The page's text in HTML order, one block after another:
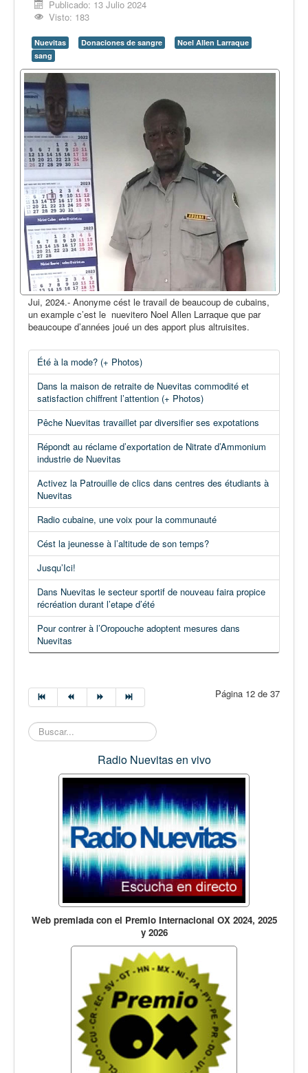
Publicado: 13 Julio 2024
Visto: 183
Nuevitas Donaciones de sangre
Noel Allen Larraque
sang
Jui, 2024.- Anonyme cést le travail de beaucoup de cubains,
un example c’est le nuevitero Noel Allen Larraque que par
beaucoupe d’années joué un des apport plus altruisites.
Été à la mode? (+ Photos)
Dans la maison de retraite de Nuevitas commodité et
satisfaction chiffrent l’attention (+ Photos)
Pêche Nuevitas travaillet par diversifier ses expotations
Répondt au réclame d’exportation de Nitrate d’Ammonium
industrie de Nuevitas
Activez la Patrouille de clics dans centres des étudiants à
Nuevitas
Radio cubaine, une voix pour la communauté
Cést la jeunesse à l’altitude de son temps?
Jusqu’Ici!
Dans Nuevitas le secteur sportif de nouveau faira propice
récréation durant l’etape d’été
Pour contrer à l’Oropouche adoptent mesures dans
Nuevitas
Página 12 de 37
Buscar...
Radio Nuevitas en vivo
Web premiada con el Premio Internacional OX 2024, 2025
y 2026